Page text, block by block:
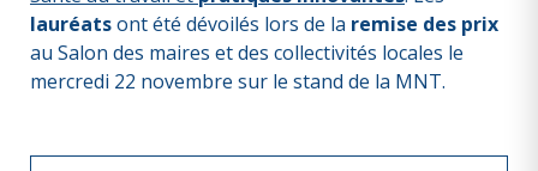
lauréatsont été dévoilés lors de la remise des prix
au Salon des maires et des collectivités locales le
mercredi 22 novembre sur le stand de la MNT.